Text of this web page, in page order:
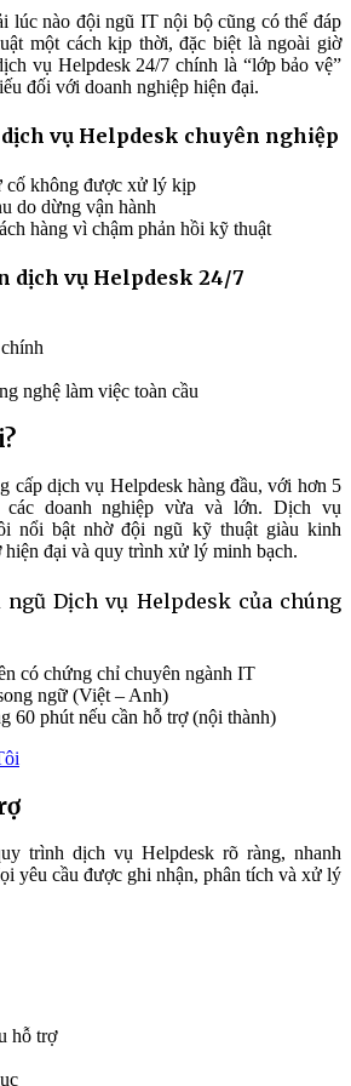
lúc nào đội ngũ IT nội bộ cũng có thể đáp
một cách kịp thời, đặc biệt là ngoài giờ
vụ Helpdesk 24/7 chính là “lớp bảo vệ”
đối với doanh nghiệp hiện đại.
vụ Helpdesk chuyên nghiệp
cố không được xử lý kịp
do dừng vận hành
hàng vì chậm phản hồi kỹ thuật
dịch vụ Helpdesk 24/7
nghệ làm việc toàn cầu
cấp dịch vụ Helpdesk hàng đầu, với hơn 5
các doanh nghiệp vừa và lớn. Dịch vụ
nổi bật nhờ đội ngũ kỹ thuật giàu kinh
hiện đại và quy trình xử lý minh bạch.
ngũ Dịch vụ Helpdesk của chúng
có chứng chỉ chuyên ngành IT
ngữ (Việt – Anh)
60 phút nếu cần hỗ trợ (nội thành)
trình dịch vụ Helpdesk rõ ràng, nhanh
yêu cầu được ghi nhận, phân tích và xử lý
hỗ trợ